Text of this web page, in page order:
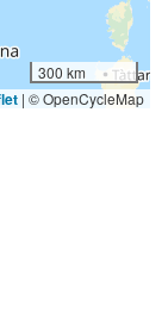
300 km
| © OpenCycleMap